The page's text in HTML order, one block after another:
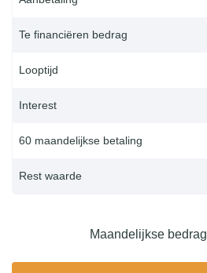
Te financiëren bedrag
Looptijd
Interest
60 maandelijkse betaling
Rest waarde
Maandelijkse bedrag